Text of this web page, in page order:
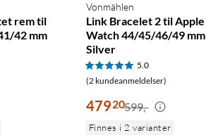
rem til
42 mm
Vonmählen
Link Bracelet 2 til Apple
Watch 44/45/46/49 mm
Silver
5.0
(2 kundeanmeldelser)
47920599,-
Finnes i 2 varianter